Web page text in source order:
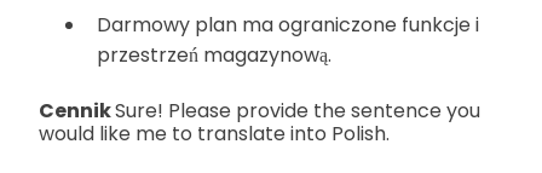
Darmowy plan ma ograniczone funkcje i
przestrzeń magazynową.
CennikSure! Please provide the sentence you
would like me to translate into Polish.